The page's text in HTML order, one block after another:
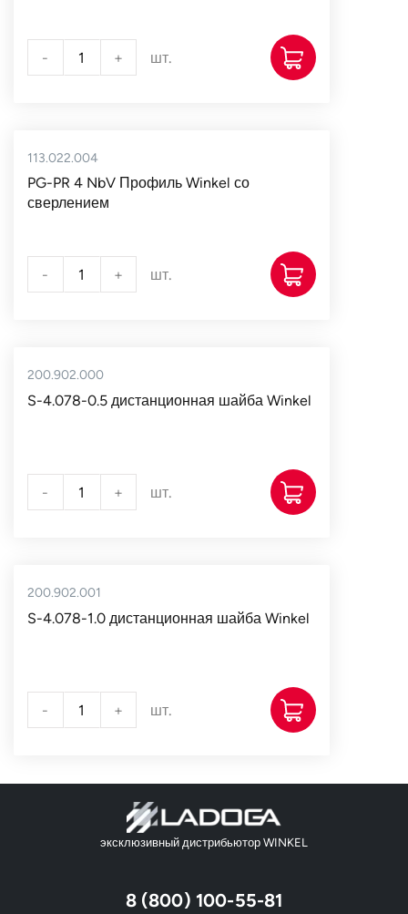
- + шт.
113.022.004
PG-PR 4 NbV Профиль Winkel со
сверлением
- + шт.
200.902.000
S-4.078-0.5 дистанционная шайба Winkel
- + шт.
200.902.001
S-4.078-1.0 дистанционная шайба Winkel
- + шт.
эксклюзивный дистрибьютор WINKEL
8 (800) 100-55-81